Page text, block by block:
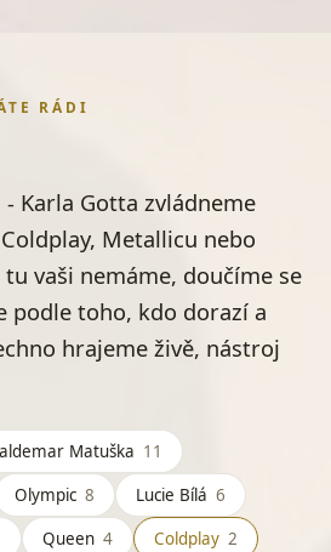
RÁDI
Karla Gotta zvládneme
Metallicu nebo
vaši nemáme, doučíme se
podle toho, kdo dorazí a
hrajeme živě, nástroj
Matuška 11
Olympic 8 Lucie Bílá 6
Queen 4 Coldplay 2